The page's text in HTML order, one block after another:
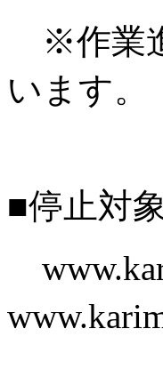
※作業
います。
■停止対